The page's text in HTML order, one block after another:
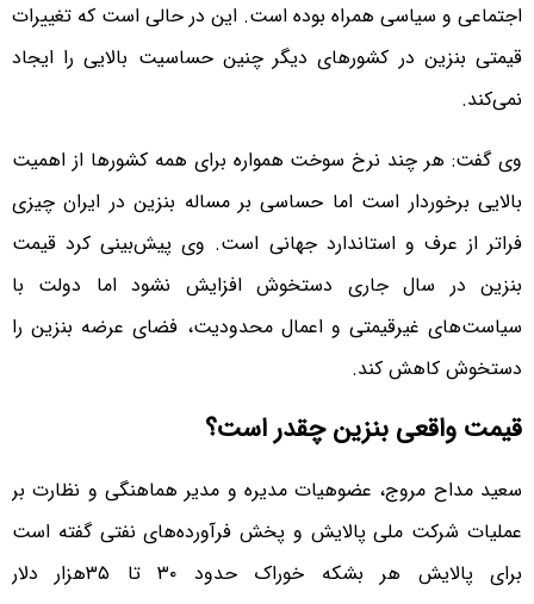
اجتماعی و سیاسی همراه بوده است. این در حالی است که تغییرات
قیمتی بنزین در کشورهای دیگر چنین حساسیت بالایی را ایجاد
نمی‌کند.
وی گفت: هر چند نرخ سوخت همواره برای همه کشورها از اهمیت
بالایی برخوردار است اما حساسی بر مساله بنزین در ایران چیزی
فراتر از عرف و استاندارد جهانی است. وی پیش‌بینی کرد قیمت
بنزین در سال جاری دستخوش افزایش نشود اما دولت با
سیاست‌های غیرقیمتی و اعمال محدودیت، فضای عرضه بنزین را
دستخوش کاهش کند.
قیمت واقعی بنزین چقدر است؟
سعید مداح مروج، عضوهیات مدیره و مدیر هماهنگی و نظارت بر
عملیات شرکت ملی پالایش و پخش فرآورده‌های نفتی گفته است
برای پالایش هر بشکه خوراک حدود ۳۰ تا ۳۵هزار دلار